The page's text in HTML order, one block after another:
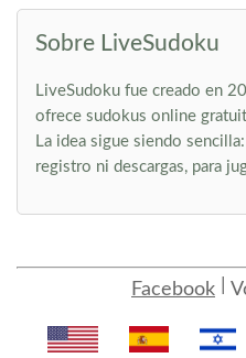
Sobre LiveSudoku
LiveSudoku fue creado en
ofrece sudokus online
La idea sigue siendo
registro ni descargas, para
Facebook